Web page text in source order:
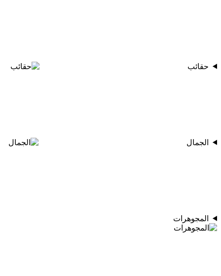
حقائب
الجمال
المجوهرات